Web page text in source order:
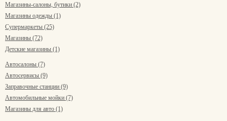
Магазины-салоны, бутики (2)
Магазины одежды (1)
Супермаркеты (25)
Магазины (72)
Детские магазины (1)
Автосалоны (7)
Автосервисы (9)
Заправочные станции (9)
Автомобильные мойки (7)
Магазины для авто (1)